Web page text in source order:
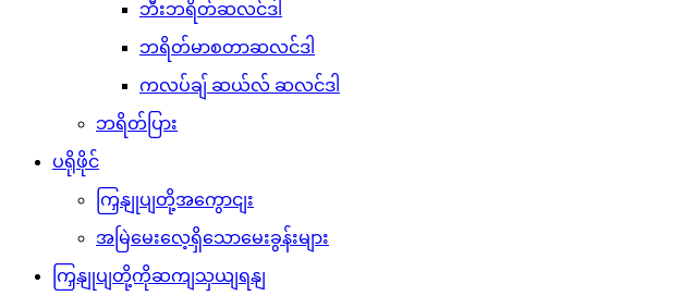
ဘီးဘရိတ်ဆလင်ဒါ
ဘရိတ်မာစတာဆလင်ဒါ
ကလပ်ချ် ဆယ်လ် ဆလင်ဒါ
ဘရိတ်ပြား
ပရိုဖိုင်
ကြှနျုပျတို့အကွောငျး
အမြဲမေးလေ့ရှိသောမေးခွန်းများ
ကြှနျုပျတို့ကိုဆကျသှယျရနျ